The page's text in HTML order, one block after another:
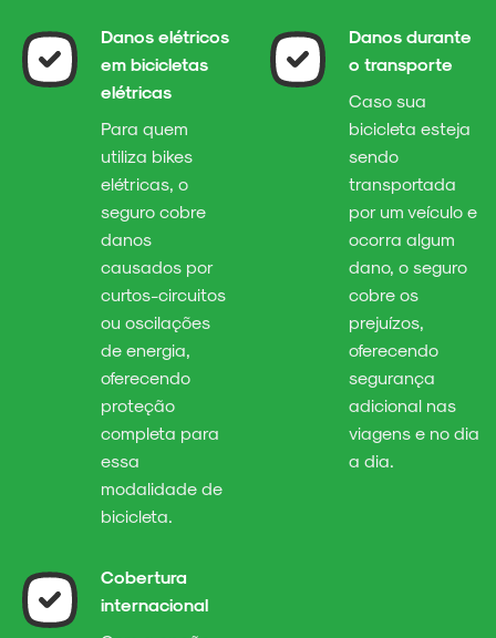
Danos elétricos
em bicicletas
elétricas
Para quem
utiliza bikes
elétricas, o
seguro cobre
danos
causados por
curtos-circuitos
ou oscilações
de energia,
oferecendo
proteção
completa para
essa
modalidade de
bicicleta.
Danos durante
o transporte
Caso sua
bicicleta esteja
sendo
transportada
por um veículo e
ocorra algum
dano, o seguro
cobre os
prejuízos,
oferecendo
segurança
adicional nas
viagens e no dia
a dia.
Cobertura
internacional